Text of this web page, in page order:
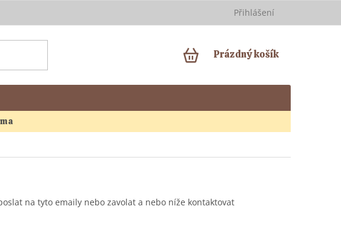
Přihlášení
NÁKUPNÍ
KOŠÍK
Prázdný košík
na tyto emaily nebo zavolat a nebo níže kontaktovat